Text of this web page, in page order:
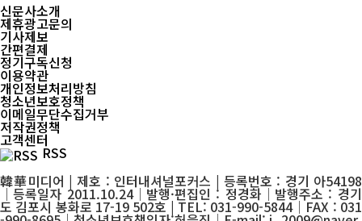
신문사소개
제휴광고문의
기사제보
간편결제
정기구독신청
이용약관
개인정보처리방침
청소년보호정책
이메일무단수집거부
저작권정책
고객센터
RSS
韓華미디어 | 제호 : 인터내셔널포커스 | 등록번호 : 경기 아54198
│등록일자 2011.10.24│발행·편집인 : 정경화│발행주소 : 경기
도 김포시 봉화로 17-19 502호 | TEL: 031-990-5844│FAX : 031